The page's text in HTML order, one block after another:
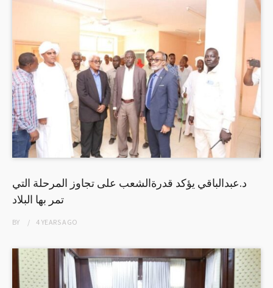
د.عبدالباقي يؤكد قدرةالشعب على تجاوز المرحلة التي
تمر بها البلاد
BY 4 YEARSAGO